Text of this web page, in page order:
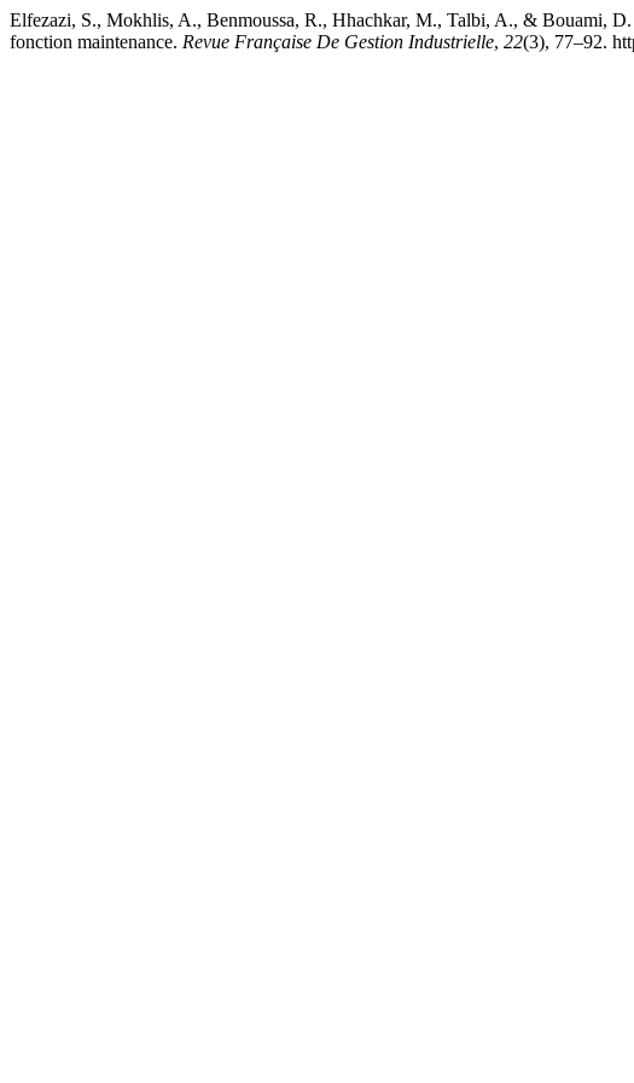
Elfezazi, S., Mokhlis, A., Benmoussa, R., Hhachkar, M., Talbi, A., & Bouami, D.
fonction maintenance. Revue Française De Gestion Industrielle, 22(3), 77–92.